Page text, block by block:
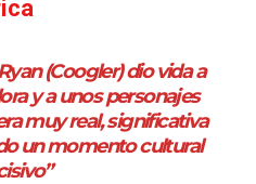
(Coogler) dio vida a
y a unos personajes
muy real, significativa
un momento cultural